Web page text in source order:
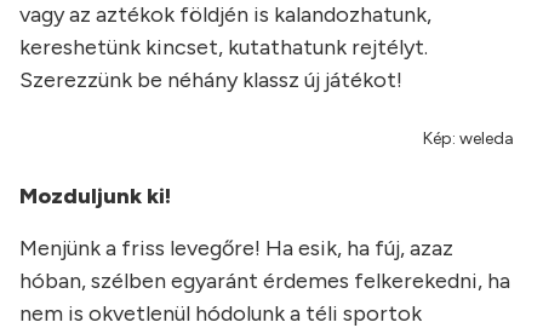
vagy az aztékok földjén is kalandozhatunk,
kereshetünk kincset, kutathatunk rejtélyt.
Szerezzünk be néhány klassz új játékot!
Kép: weleda
Mozduljunk ki!
Menjünk a friss levegőre! Ha esik, ha fúj, azaz
hóban, szélben egyaránt érdemes felkerekedni, ha
nem is okvetlenül hódolunk a téli sportok